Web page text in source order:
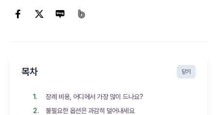
목차 닫기
장례 비용, 어디에서 가장 많이 드나요?
불필요한 옵션은 과감히 덜어내세요